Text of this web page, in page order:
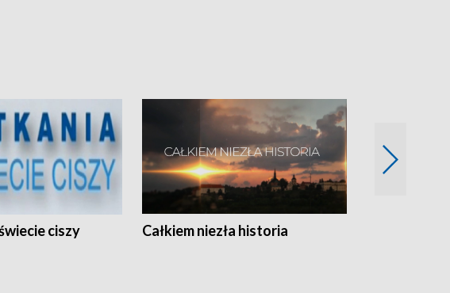
ciszy Całkiem niezła historia